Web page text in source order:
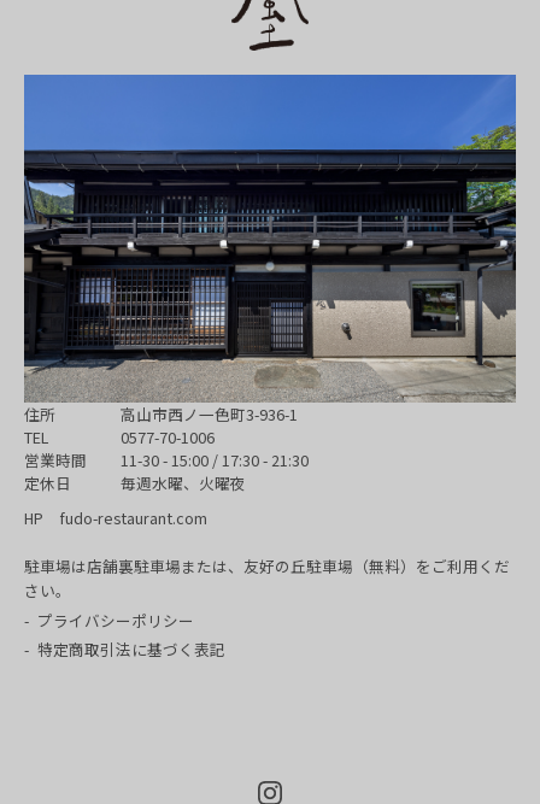
住所
高山市西ノ一色町3-936-1
TEL
0577-70-1006
営業時間
11-30 - 15:00 / 17:30 - 21:30
定休日
毎週水曜、火曜夜
HP fudo-restaurant.com
駐車場は店舗裏駐車場または、友好の丘駐車場（無料）をご利用くだ
さい。
プライバシーポリシー
特定商取引法に基づく表記